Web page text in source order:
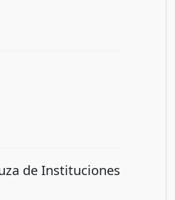
de Instituciones